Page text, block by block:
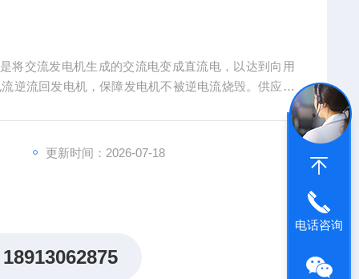
将交流发电机生成的交流电变成直流电，以达到向用
逆流回发电机，保障发电机不被逆电流烧毁。供应原
更新时间：2026-07-18
18913062875
电话咨询